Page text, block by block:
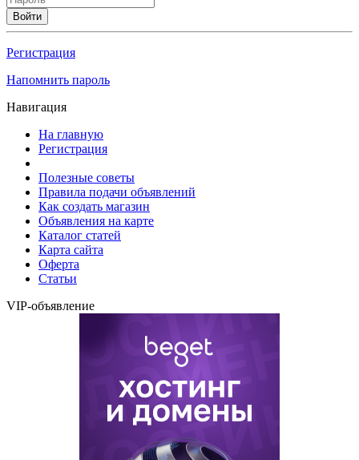
Войти
Регистрация
Напомнить пароль
Навигация
На главную
Регистрация
Полезные советы
Правила подачи объявлений
Как создать магазин
Объявления на карте
Каталог статей
Карта сайта
Оферта
Статьи
VIP-объявление